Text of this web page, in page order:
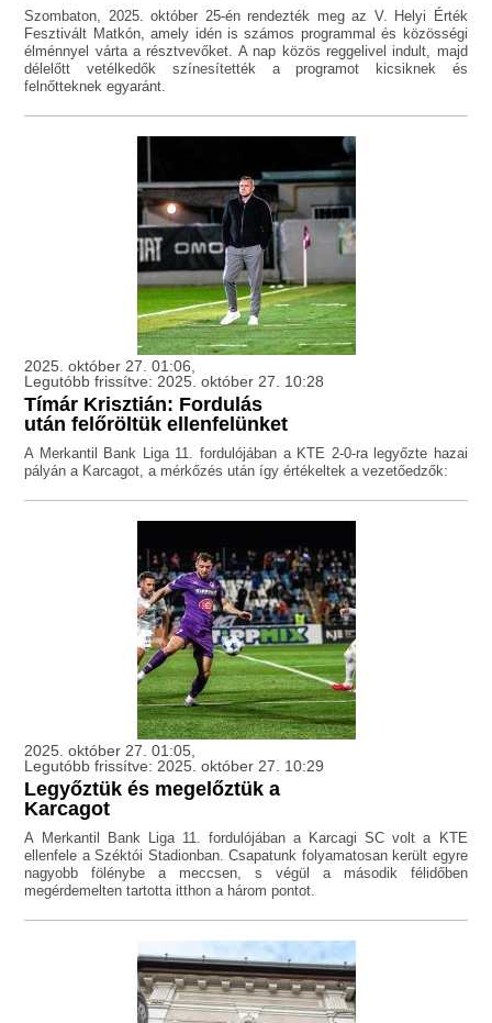
Szombaton, 2025. október 25-én rendezték meg az V. Helyi Érték
Fesztivált Matkón, amely idén is számos programmal és közösségi
élménnyel várta a résztvevőket. A nap közös reggelivel indult, majd
délelőtt vetélkedők színesítették a programot kicsiknek és
felnőtteknek egyaránt.
2025. október 27. 01:06,
Legutóbb frissítve: 2025. október 27. 10:28
Tímár Krisztián: Fordulás
után felőröltük ellenfelünket
A Merkantil Bank Liga 11. fordulójában a KTE 2-0-ra legyőzte hazai
pályán a Karcagot, a mérkőzés után így értékeltek a vezetőedzők:
2025. október 27. 01:05,
Legutóbb frissítve: 2025. október 27. 10:29
Legyőztük és megelőztük a
Karcagot
A Merkantil Bank Liga 11. fordulójában a Karcagi SC volt a KTE
ellenfele a Széktói Stadionban. Csapatunk folyamatosan került egyre
nagyobb fölénybe a meccsen, s végül a második félidőben
megérdemelten tartotta itthon a három pontot.